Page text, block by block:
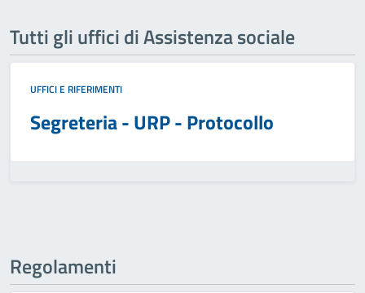
Tutti gli uffici di Assistenza sociale
UFFICI E RIFERIMENTI
Segreteria - URP - Protocollo
Regolamenti